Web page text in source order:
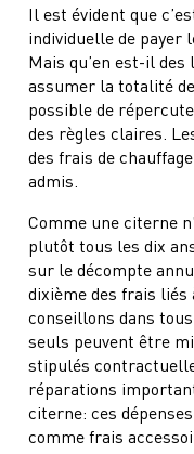
Il est évident que
individuelle de payer
Mais qu’en est-il
assumer la totalité
possible de
des règles claires.
des frais de
admis.
Comme une citerne
plutôt tous les dix
sur le décompte
dixième des frais liés
conseillons dans
seuls peuvent être
stipulés
réparations
citerne: ces
comme frais